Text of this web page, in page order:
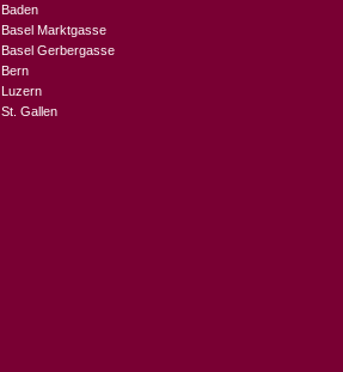
Baden
Basel Marktgasse
Basel Gerbergasse
Bern
Luzern
St. Gallen